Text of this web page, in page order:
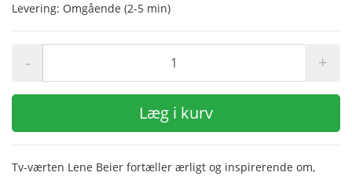
Levering: Omgående (2-5 min)
- +
Læg i kurv
Tv-værten Lene Beier fortæller ærligt og inspirerende om,